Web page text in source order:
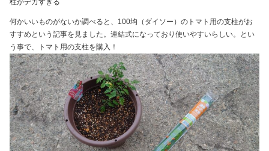
柱がデカすぎる
何かいいものがないか調べると、100均（ダイソー）のトマト用の支柱がお
すすめという記事を見ました。連結式になっており使いやすいらしい。とい
う事で、トマト用の支柱を購入！